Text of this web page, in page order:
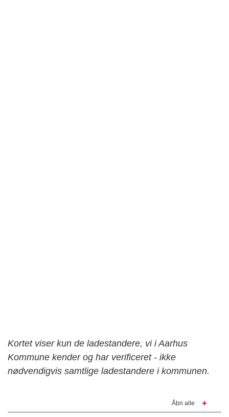
Kortet viser kun de ladestandere, vi i Aarhus
Kommune kender og har verificeret - ikke
nødvendigvis samtlige ladestandere i kommunen.
Åbn alle